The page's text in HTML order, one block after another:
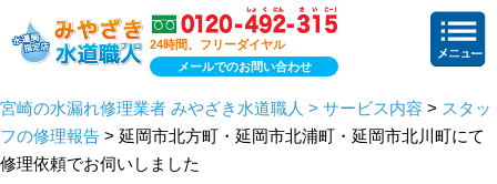
24時間、フリーダイヤル
メールでのお問い合わせ
宮崎の水漏れ修理業者 みやざき水道職人 > サービス内容 > スタッ
フの修理報告 > 延岡市北方町・延岡市北浦町・延岡市北川町にて
修理依頼でお伺いしました